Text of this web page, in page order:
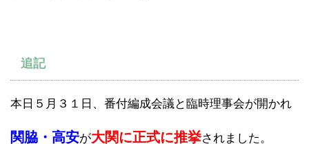
追記
本日５月３１日、番付編成会議と臨時理事会が開かれ
関脇・高安が大関に正式に推挙されました。